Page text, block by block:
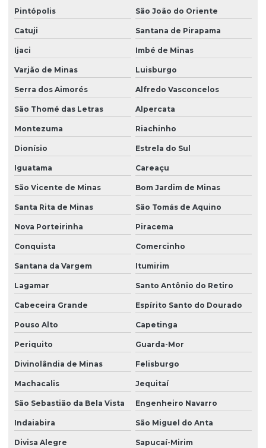
Pintópolis São João do Oriente
Catuji Santana de Pirapama
Ijaci Imbé de Minas
Varjão de Minas Luisburgo
Serra dos Aimorés Alfredo Vasconcelos
São Thomé das Letras Alpercata
Montezuma Riachinho
Dionísio Estrela do Sul
Iguatama Careaçu
São Vicente de Minas Bom Jardim de Minas
Santa Rita de Minas São Tomás de Aquino
Nova Porteirinha Piracema
Conquista Comercinho
Santana da Vargem Itumirim
Lagamar Santo Antônio do Retiro
Cabeceira Grande Espírito Santo do Dourado
Pouso Alto Capetinga
Periquito Guarda-Mor
Divinolândia de Minas Felisburgo
Machacalis Jequitaí
São Sebastião da Bela Vista Engenheiro Navarro
Indaiabira São Miguel do Anta
Divisa Alegre Sapucaí-Mirim